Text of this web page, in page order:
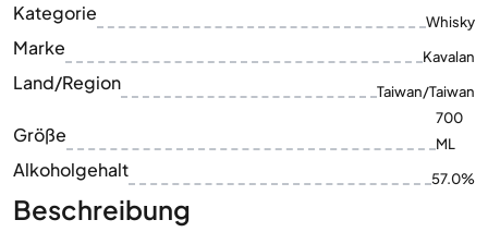
Kategorie Whisky
Marke Kavalan
Land/Region Taiwan/Taiwan
Größe
700
ML
Alkoholgehalt 57.0%
Beschreibung